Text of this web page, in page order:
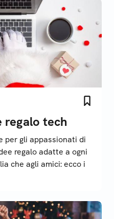
regalo tech
per gli appassionati di
regalo adatte a ogni
che agli amici: ecco i